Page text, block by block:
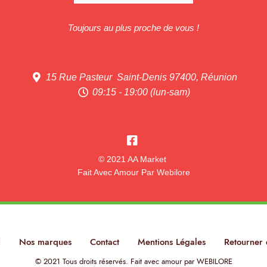
Toujours au plus proche de vous !
15 Rue Pasteur Saint-Denis 97400, Réunion
09:15 - 19:00 (lun-sam)
© 2021 AA Market
Fait Avec Amour Par Webilore
Nos marques Contact Mentions Légales Retourner
© 2021 Tous droits réservés. Fait avec amour par WEBILORE